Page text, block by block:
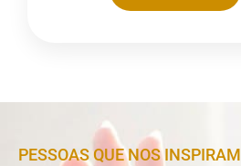
PESSOAS QUE NOS INSPIRAM